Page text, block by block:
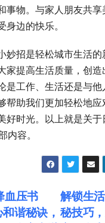
事物。与家人朋友共享
身边的快乐。
妙招是轻松城市生活的
家提高生活质量，创造
是工作、生活还是与他
帮助我们更加轻松地应
好时光。以上就是关于
内容。
解锁生
秘技巧
血压书
谐秘诀，